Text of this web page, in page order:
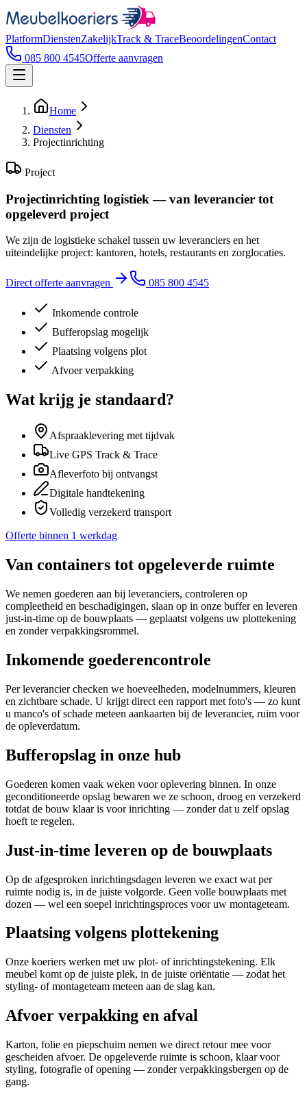
PlatformDienstenZakelijkTrack & TraceBeoordelingenContact
085 800 4545Offerte aanvragen
Home
Diensten
Projectinrichting
Project
Projectinrichting logistiek — van leverancier tot
opgeleverd project
We zijn de logistieke schakel tussen uw leveranciers en het
uiteindelijke project: kantoren, hotels, restaurants en zorglocaties.
Direct offerte aanvragen 085 800 4545
Inkomende controle
Buffer­opslag mogelijk
Plaatsing volgens plot
Afvoer verpakking
Wat krijg je standaard?
Afspraaklevering met tijdvak
Live GPS Track & Trace
Afleverfoto bij ontvangst
Digitale handtekening
Volledig verzekerd transport
Offerte binnen 1 werkdag
Van containers tot opgeleverde ruimte
We nemen goederen aan bij leveranciers, controleren op
compleetheid en beschadigingen, slaan op in onze buffer en leveren
just-in-time op de bouwplaats — geplaatst volgens uw plot­tekening
en zonder verpakkingsrommel.
Inkomende goederencontrole
Per leverancier checken we hoeveelheden, modelnummers, kleuren
en zichtbare schade. U krijgt direct een rapport met foto's — zo kunt
u manco's of schade meteen aankaarten bij de leverancier, ruim voor
de opleverdatum.
Bufferopslag in onze hub
Goederen komen vaak weken voor oplevering binnen. In onze
geconditioneerde opslag bewaren we ze schoon, droog en verzekerd
totdat de bouw klaar is voor inrichting — zonder dat u zelf opslag
hoeft te regelen.
Just-in-time leveren op de bouwplaats
Op de afgesproken inrichtingsdagen leveren we exact wat per
ruimte nodig is, in de juiste volgorde. Geen volle bouwplaats met
dozen — wel een soepel inrichtingsproces voor uw montageteam.
Plaatsing volgens plottekening
Onze koeriers werken met uw plot- of inrichtings­tekening. Elk
meubel komt op de juiste plek, in de juiste oriëntatie — zodat het
styling- of montageteam meteen aan de slag kan.
Afvoer verpakking en afval
Karton, folie en piepschuim nemen we direct retour mee voor
gescheiden afvoer. De opgeleverde ruimte is schoon, klaar voor
styling, fotografie of opening — zonder verpakkings­bergen op de
gang.